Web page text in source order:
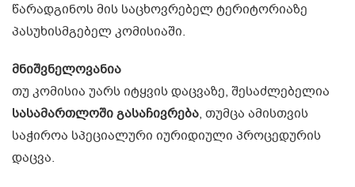
წარადგინოს მის საცხოვრებელ ტერიტორიაზე
პასუხისმგებელ კომისიაში.
მნიშვნელოვანია
თუ კომისია უარს იტყვის დაცვაზე, შესაძლებელია
სასამართლოში გასაჩივრება, თუმცა ამისთვის
საჭიროა სპეციალური იურიდიული პროცედურის
დაცვა.